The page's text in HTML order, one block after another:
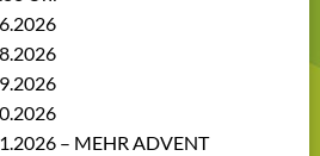
– MEHR ADVENT